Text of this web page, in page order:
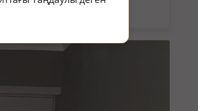
алу/беру в мкр Самал